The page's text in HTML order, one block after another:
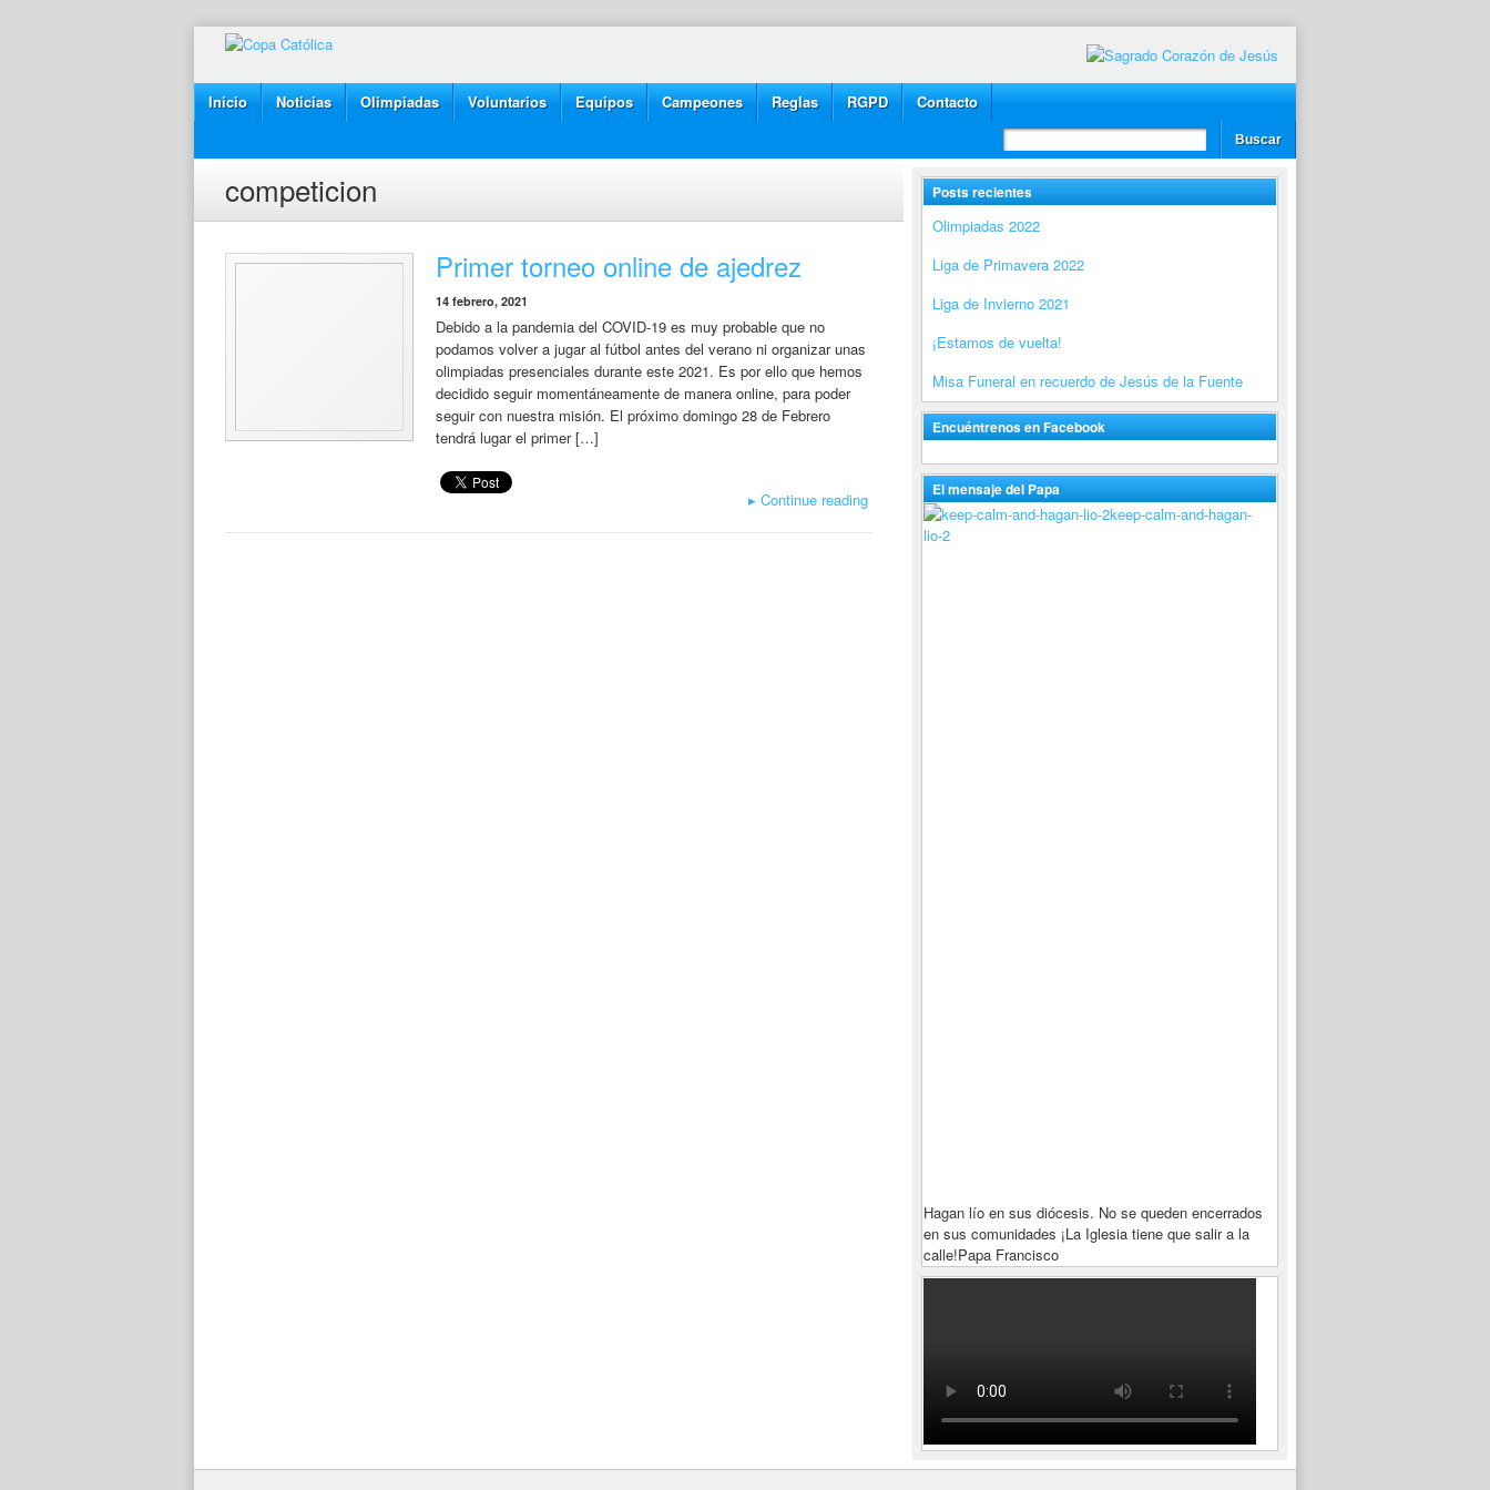
Inicio Noticias Olimpiadas Voluntarios Equipos Campeones Reglas RGPD Contacto
competicion
Primer torneo online de ajedrez
14 febrero, 2021
Debido a la pandemia del COVID-19 es muy probable que no
podamos volver a jugar al fútbol antes del verano ni organizar unas
olimpiadas presenciales durante este 2021. Es por ello que hemos
decidido seguir momentáneamente de manera online, para poder
seguir con nuestra misión. El próximo domingo 28 de Febrero
tendrá lugar el primer […]
▸ Continue reading
Posts recientes
Olimpiadas 2022
Liga de Primavera 2022
Liga de Invierno 2021
¡Estamos de vuelta!
Misa Funeral en recuerdo de Jesús de la Fuente
Encuéntrenos en Facebook
El mensaje del Papa
keep-calm-and-hagan-
lio-2
Hagan lío en sus diócesis. No se queden encerrados
en sus comunidades ¡La Iglesia tiene que salir a la
calle!Papa Francisco